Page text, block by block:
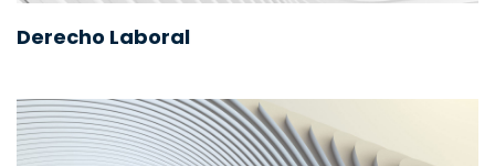
Derecho Laboral